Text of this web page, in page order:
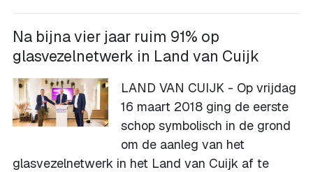
Na bijna vier jaar ruim 91% op
glasvezelnetwerk in Land van Cuijk
LAND VAN CUIJK - Op vrijdag
16 maart 2018 ging de eerste
schop symbolisch in de grond
om de aanleg van het
glasvezelnetwerk in het Land van Cuijk af te